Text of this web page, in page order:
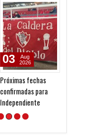
Próximas fechas
confirmadas para
Independiente
03
Aug
2026